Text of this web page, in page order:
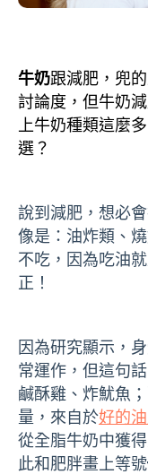
牛奶跟減肥，兜
討論度，但牛奶
上牛奶種類這麼
選？
說到減肥，想必
像是：油炸類、
不吃，因為吃油
正！
因為研究顯示，
常運作，但這句
鹹酥雞、炸魷魚
量，來自於好的
從全脂牛奶中獲
此和肥胖畫上等